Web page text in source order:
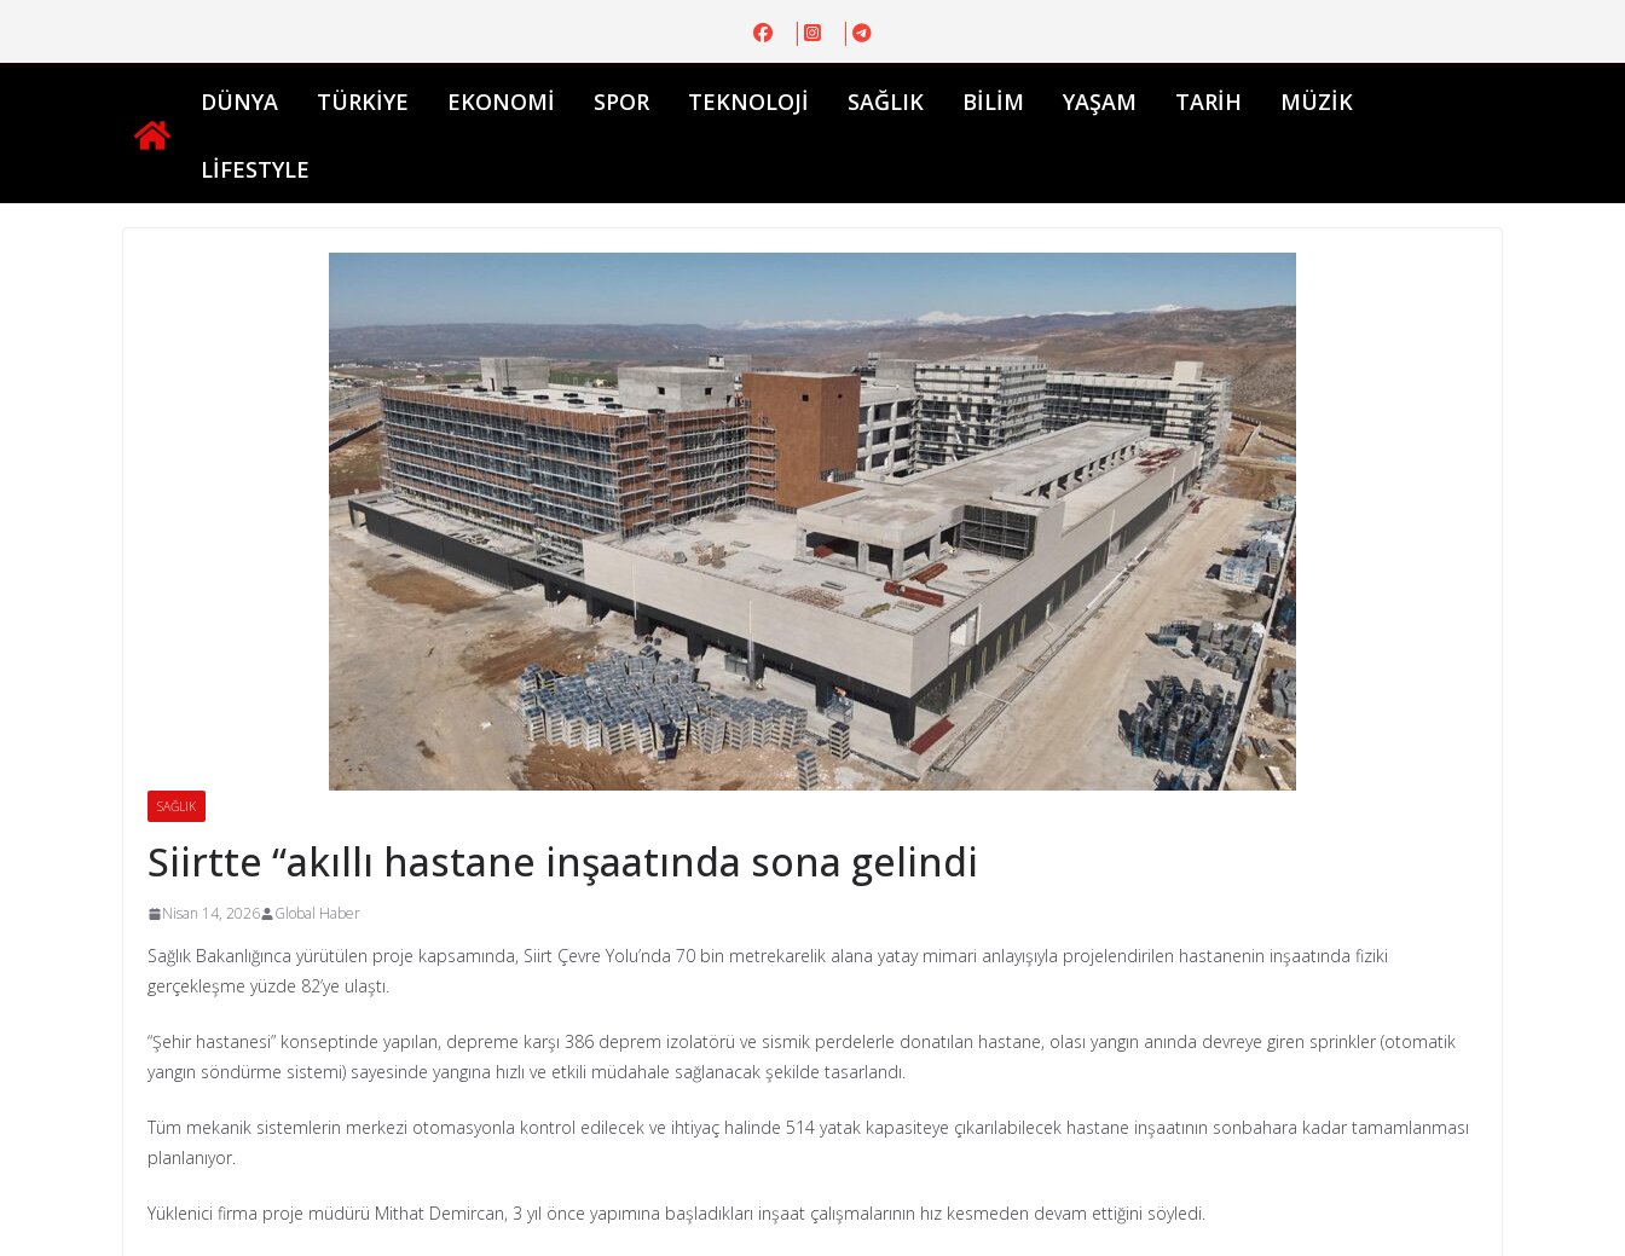
DÜNYA TÜRKİYE EKONOMİ SPOR TEKNOLOJİ SAĞLIK BİLİM YAŞAM TARİH MÜZİK
LİFESTYLE
SAĞLIK
Siirtte “akıllı hastane inşaatında sona gelindi
Nisan 14, 2026 Global Haber
Sağlık Bakanlığınca yürütülen proje kapsamında, Siirt Çevre Yolu’nda 70 bin metrekarelik alana yatay mimari anlayışıyla projelendirilen hastanenin inşaatında fiziki
gerçekleşme yüzde 82’ye ulaştı.
“Şehir hastanesi” konseptinde yapılan, depreme karşı 386 deprem izolatörü ve sismik perdelerle donatılan hastane, olası yangın anında devreye giren sprinkler (otomatik
yangın söndürme sistemi) sayesinde yangına hızlı ve etkili müdahale sağlanacak şekilde tasarlandı.
Tüm mekanik sistemlerin merkezi otomasyonla kontrol edilecek ve ihtiyaç halinde 514 yatak kapasiteye çıkarılabilecek hastane inşaatının sonbahara kadar tamamlanması
planlanıyor.
Yüklenici firma proje müdürü Mithat Demircan, 3 yıl önce yapımına başladıkları inşaat çalışmalarının hız kesmeden devam ettiğini söyledi.